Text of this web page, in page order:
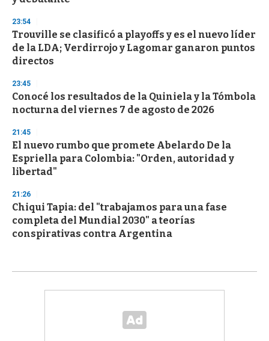
23:54
Trouville se clasificó a playoffs y es el nuevo líder
de la LDA; Verdirrojo y Lagomar ganaron puntos
directos
23:45
Conocé los resultados de la Quiniela y la Tómbola
nocturna del viernes 7 de agosto de 2026
21:45
El nuevo rumbo que promete Abelardo De la
Espriella para Colombia: "Orden, autoridad y
libertad"
21:26
Chiqui Tapia: del "trabajamos para una fase
completa del Mundial 2030" a teorías
conspirativas contra Argentina